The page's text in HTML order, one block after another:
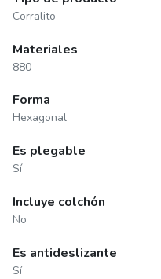
Corralito
Materiales
880
Forma
Hexagonal
Es plegable
Sí
Incluye colchón
No
Es antideslizante
Sí